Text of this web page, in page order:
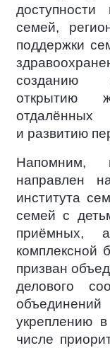
семей,
поддержки
созданию
открытию
и развитию
Напомним,
направлен
института
семей с
приёмных,
комплексной
призван
делового
укреплению
числе